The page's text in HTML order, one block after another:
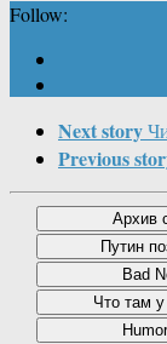
Follow:
Next story
Previous